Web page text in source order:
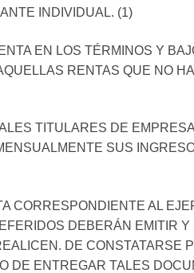
INDIVIDUAL. (1)
EN LOS TÉRMINOS Y
RENTAS QUE NO
TITULARES DE
SUS
CORRESPONDIENTE AL
DEBERÁN EMITIR
DE CONSTATARSE
DE ENTREGAR TALES